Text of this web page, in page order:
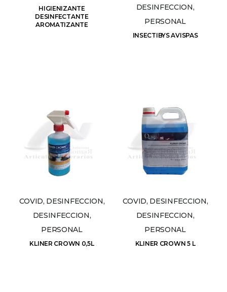
HIGIENIZANTE
DESINFECTANTE
AROMATIZANTE
DESINFECCION,
PERSONAL
INSECTIBYS AVISPAS
COVID, DESINFECCION,
DESINFECCION,
PERSONAL
KLINER CROWN 0,5L
COVID, DESINFECCION,
DESINFECCION,
PERSONAL
KLINER CROWN 5 L